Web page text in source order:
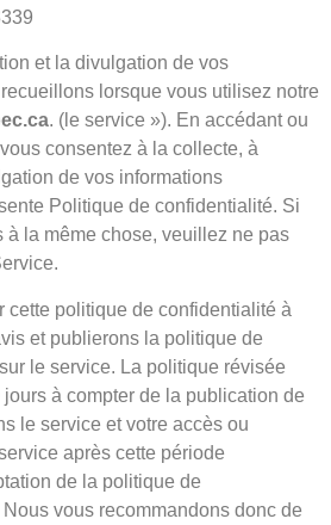
et la divulgation de vos
lorsque vous utilisez notre
. (le service »). En accédant ou
consentez à la collecte, à
de vos informations
Politique de confidentialité. Si
à la même chose, veuillez ne pas
cette politique de confidentialité à
et publierons la politique de
le service. La politique révisée
à compter de la publication de
le service et votre accès ou
après cette période
de la politique de
vous recommandons donc de